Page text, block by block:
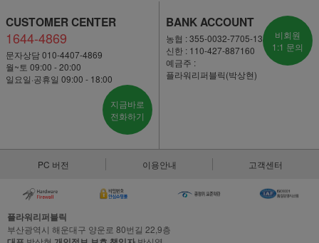
CUSTOMER CENTER
1644-4869
문자상담 010-4407-4869
월~토 09:00 - 20:00
일요일·공휴일 09:00 - 18:00
지금바로
전화하기
BANK ACCOUNT
농협 : 355-0032-7705-13
신한 : 110-427-887160
예금주 :
플라워리퍼블릭(박상현)
비회원
1:1 문의
PC 버전 이용안내 고객센터
플라워리퍼블릭
부산광역시 해운대구 양운로 80번길 22,9층